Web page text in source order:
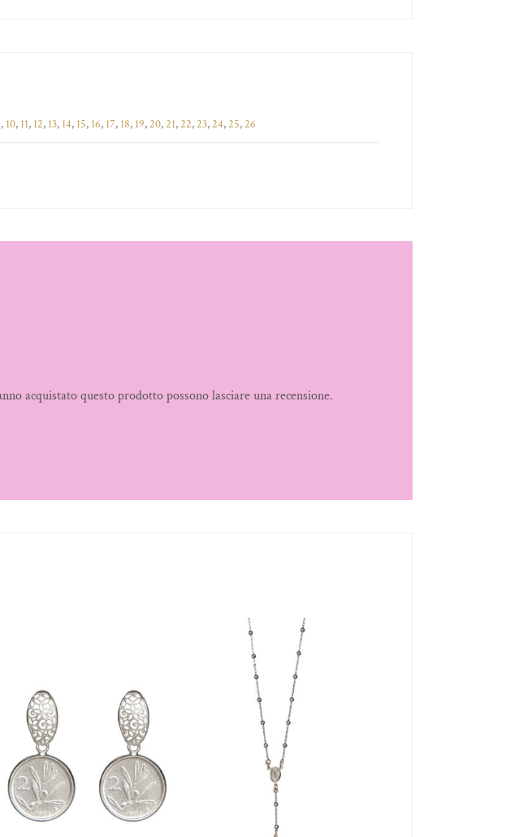
, 10, 11, 12, 13, 14, 15, 16, 17, 18, 19,20,21,22,23,24,25,26
acquistato questo prodotto possono lasciare una recensione.
desideri